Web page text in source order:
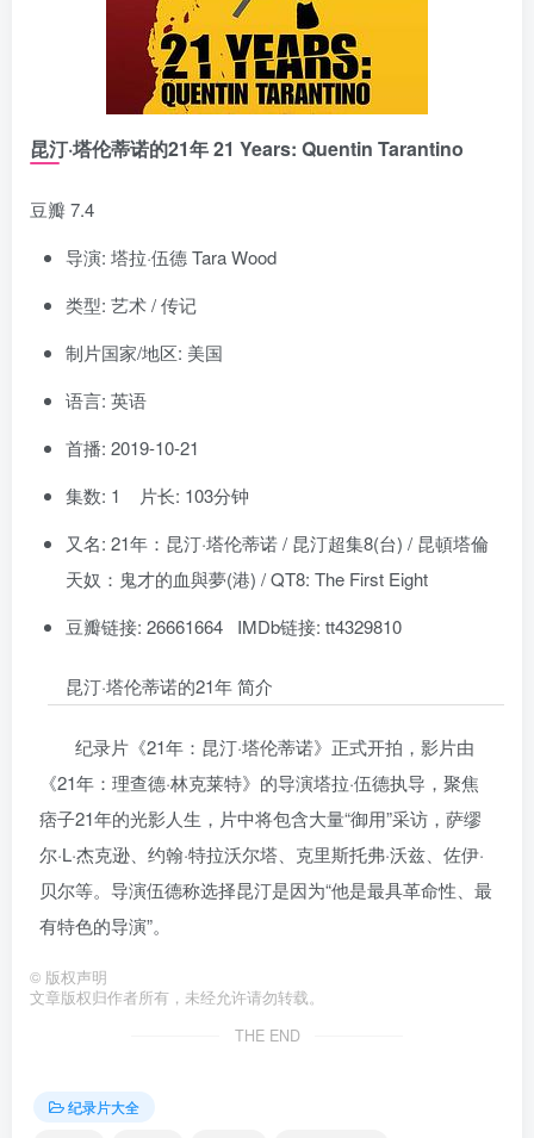
昆汀·塔伦蒂诺的21年 21 Years: Quentin Tarantino
豆瓣 7.4
导演: 塔拉·伍德 Tara Wood
类型: 艺术 / 传记
制片国家/地区: 美国
语言: 英语
首播: 2019-10-21
集数: 1 片长: 103分钟
又名: 21年：昆汀·塔伦蒂诺 / 昆汀超集8(台) / 昆頓塔倫
天奴：鬼才的血與夢(港) / QT8: The First Eight
豆瓣链接: 26661664 IMDb链接: tt4329810
昆汀·塔伦蒂诺的21年 简介
纪录片《21年：昆汀·塔伦蒂诺》正式开拍，影片由
《21年：理查德·林克莱特》的导演塔拉·伍德执导，聚焦
痞子21年的光影人生，片中将包含大量“御用”采访，萨缪
尔·L·杰克逊、约翰·特拉沃尔塔、克里斯托弗·沃兹、佐伊·
贝尔等。导演伍德称选择昆汀是因为“他是最具革命性、最
有特色的导演”。
© 版权声明
文章版权归作者所有，未经允许请勿转载。
THE END
纪录片大全